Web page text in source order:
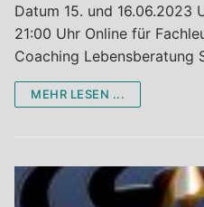
Datum 15. und 16.06.2023
21:00 Uhr Online für
Coaching Lebensberatung
MEHR LESEN ...